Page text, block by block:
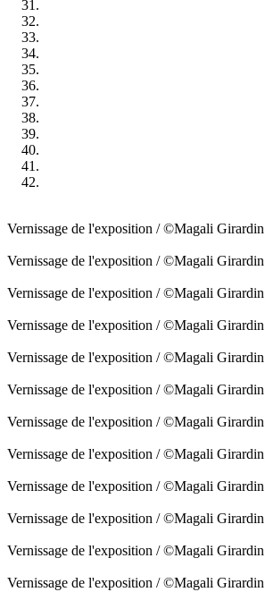
Vernissage de l'exposition / ©Magali Girardin
Vernissage de l'exposition / ©Magali Girardin
Vernissage de l'exposition / ©Magali Girardin
Vernissage de l'exposition / ©Magali Girardin
Vernissage de l'exposition / ©Magali Girardin
Vernissage de l'exposition / ©Magali Girardin
Vernissage de l'exposition / ©Magali Girardin
Vernissage de l'exposition / ©Magali Girardin
Vernissage de l'exposition / ©Magali Girardin
Vernissage de l'exposition / ©Magali Girardin
Vernissage de l'exposition / ©Magali Girardin
Vernissage de l'exposition / ©Magali Girardin